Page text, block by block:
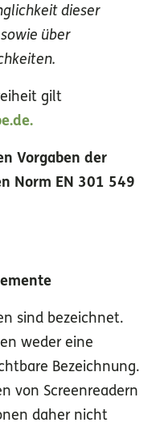
dieser
über
gilt
Vorgaben der
Norm EN 301 549
sind bezeichnet.
weder eine
Bezeichnung.
von Screenreadern
daher nicht